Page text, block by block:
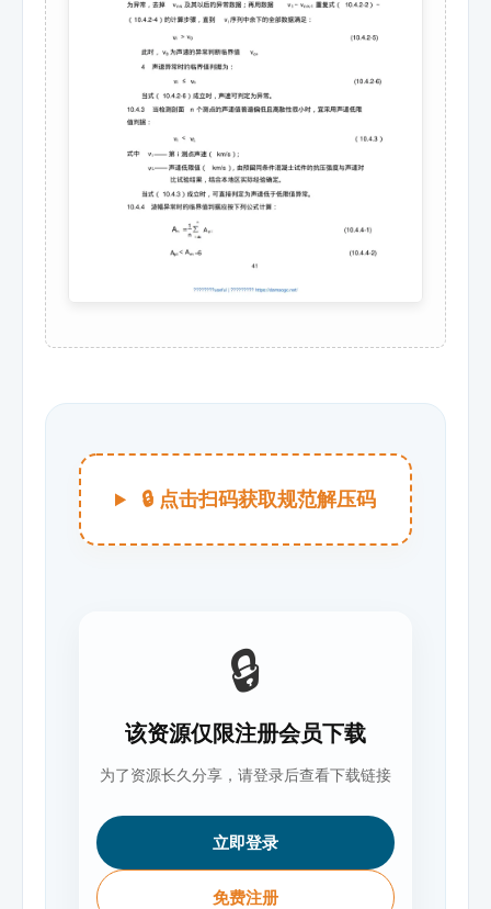
🔒 点击扫码获取规范解压码
🔒
该资源仅限注册会员下载
为了资源长久分享，请登录后查看下载链接
立即登录
免费注册